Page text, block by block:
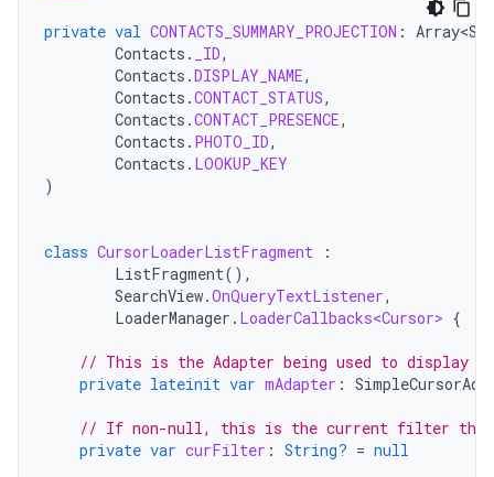
private val CONTACTS_SUMMARY_PROJECTION :
Contacts . _ID,
Contacts .DISPLAY_NAME,
Contacts .CONTACT_STATUS,
Contacts .CONTACT_PRESENCE,
Contacts . PHOTO_ID,
Contacts . LOOKUP_KEY
)
class CursorLoaderListFragment
:
ListFragment(),
SearchView.OnQueryTextListener,
LoaderManager . LoaderCallbacks<Cursor> {
// This is the Adapter being used to display
private lateinit var mAdapter :
// If non-null, this is the current filter the
private var curFilter : String? = null